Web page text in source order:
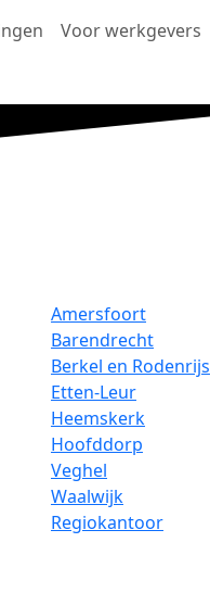
Voor werkgevers
Amersfoort
Barendrecht
Berkel en Rodenrijs
Etten-Leur
Heemskerk
Hoofddorp
Veghel
Waalwijk
Regiokantoor